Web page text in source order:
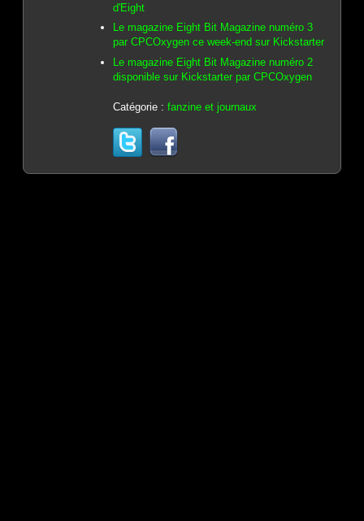
d'Eight
Le magazine Eight Bit Magazine numéro 3
par CPCOxygen ce week-end sur Kickstarter
Le magazine Eight Bit Magazine numéro 2
disponible sur Kickstarter par CPCOxygen
Catégorie : fanzine et journaux